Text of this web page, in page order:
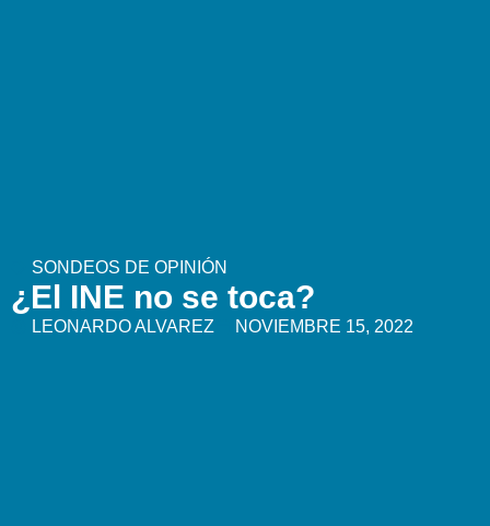
SONDEOS DE OPINIÓN
¿El INE no se toca?
LEONARDO ALVAREZ NOVIEMBRE 15, 2022